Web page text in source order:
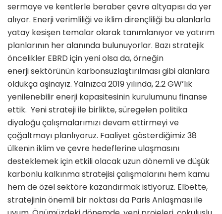
sermaye ve kentlerle beraber çevre altyapısı da yer
alıyor. Enerji verimliliği ve iklim dirençliliği bu alanlarla
yatay kesişen temalar olarak tanımlanıyor ve yatırım
planlarının her alanında bulunuyorlar. Bazı stratejik
öncelikler EBRD için yeni olsa da, örneğin
enerji sektörünün karbonsuzlaştırılması gibi alanlara
oldukça aşinayız. Yalnızca 2019 yılında, 2.2 GW’lık
yenilenebilir enerji kapasitesinin kurulumunu finanse
ettik. Yeni strateji ile birlikte, süregelen politika
diyaloğu çalışmalarımızı devam ettirmeyi ve
çoğaltmayı planlıyoruz. Faaliyet gösterdiğimiz 38
ülkenin iklim ve çevre hedeflerine ulaşmasını
desteklemek için etkili olacak uzun dönemli ve düşük
karbonlu kalkınma stratejisi çalışmalarını hem kamu
hem de özel sektöre kazandırmak istiyoruz. Elbette,
stratejinin önemli bir noktası da Paris Anlaşması ile